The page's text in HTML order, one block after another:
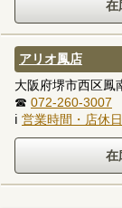
アリオ鳳店
大阪府堺市西区鳳
☎ 072-260-3007
ℹ 営業時間・店休